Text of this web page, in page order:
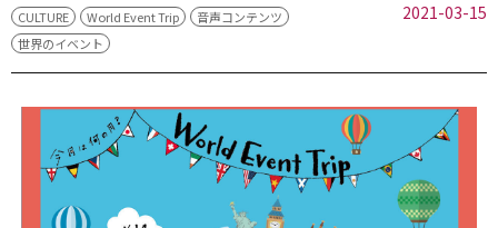
CULTURE World Event Trip
音声コンテンツ
世界のイベント
2021-03-15